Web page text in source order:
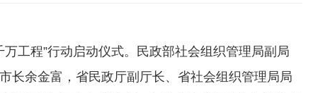
工程”行动启动仪式。民政部社会组织管理局副局
长余金富，省民政厅副厅长、省社会组织管理局局